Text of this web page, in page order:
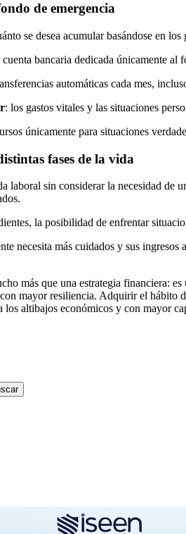
de emergencia
se desea acumular basándose en
cuenta bancaria dedicada únicamente
automáticas cada mes,
: los gastos vitales y las situaciones
únicamente para situaciones
fases de la vida
laboral sin considerar la necesidad de
la posibilidad de enfrentar
necesita más cuidados y sus
más que una estrategia financiera:
mayor resiliencia. Adquirir el
altibajos económicos y con mayor